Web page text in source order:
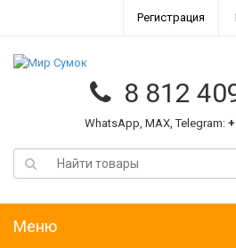
Регистрация
8 812
WhatsApp, MAX, Telegram:
Меню